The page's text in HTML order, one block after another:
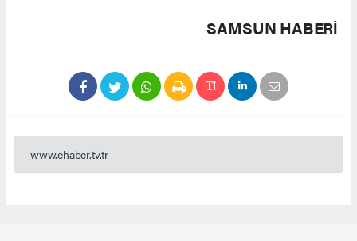
SAMSUN HABERİ
www.ehaber.tv.tr